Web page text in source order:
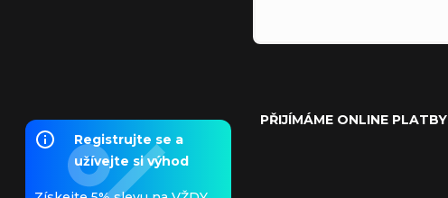
Registrujte se a
užívejte si výhod
PŘIJÍMÁME ONLINE PLATBY